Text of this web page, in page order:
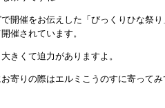
開催をお伝えした「びっくりひな祭り
催されています。
きくて迫力がありますよ。
寄りの際はエルミこうのすに寄ってみ